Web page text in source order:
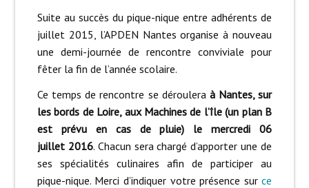
Suite au succès du pique-nique entre adhérents de
juillet 2015, l’APDEN Nantes organise à nouveau
une demi-journée de rencontre conviviale pour
fêter la fin de l’année scolaire.
Ce temps de rencontre se déroulera à Nantes, sur
les bords de Loire, aux Machines de l’île (un plan B
est prévu en cas de pluie) le mercredi 06
juillet 2016. Chacun sera chargé d’apporter une de
ses spécialités culinaires afin de participer au
pique-nique. Merci d’indiquer votre présence surce